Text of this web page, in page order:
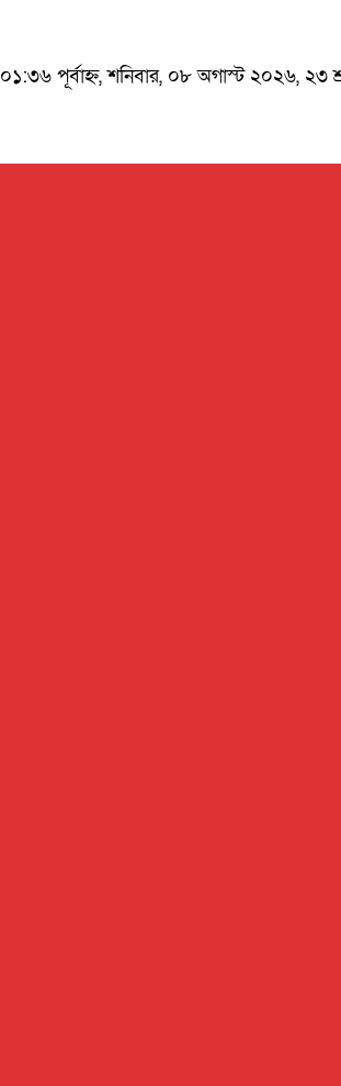
০১:৩৬ পূর্বাহ্ন, শনিবার, ০৮ অগাস্ট ২০২৬, ২৩